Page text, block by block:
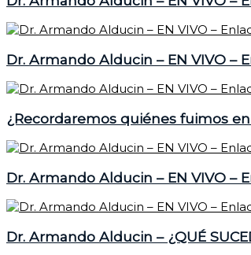
Dr. Armando Alducin – EN VIVO –
¿Recordaremos quiénes fuimos
Dr. Armando Alducin – EN VIVO –
Dr. Armando Alducin – ¿QUÉ